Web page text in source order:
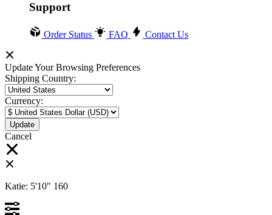
Support
Order Status FAQ Contact Us
Update Your Browsing Preferences
Shipping Country:
Currency:
Cancel
Katie: 5'10" 160